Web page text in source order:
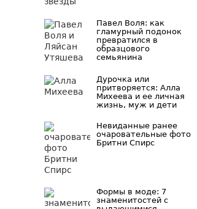
Павел Воля: как
гламурный подонок
превратился в
образцового
семьянина
Дурочка или
притворяется: Алла
Михеева и ее личная
жизнь, муж и дети
Невиданные ранее
очаровательные фото
Бритни Спирс
Формы в моде: 7
знаменитостей с